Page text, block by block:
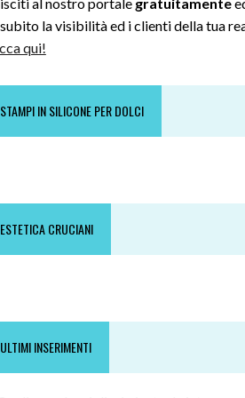
la visibilità ed i clienti della tua
qui!
STAMPI IN SILICONE PER DOLCI
ESTETICA CRUCIANI
ULTIMI INSERIMENTI